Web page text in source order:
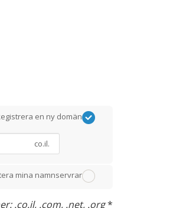
en ny domän
mina namnservrar
*
.co.il, .com, .net, .org